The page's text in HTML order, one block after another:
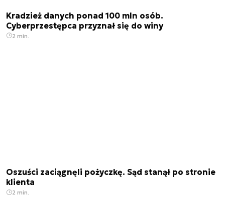
Kradzież danych ponad 100 mln osób.
Cyberprzestępca przyznał się do winy
2 min.
Oszuści zaciągnęli pożyczkę. Sąd stanął po stronie
klienta
2 min.